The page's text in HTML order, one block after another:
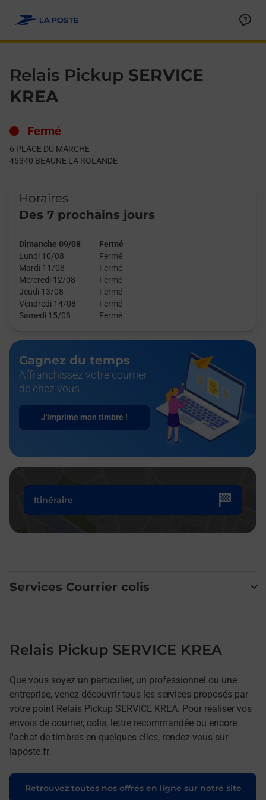
Relais Pickup SERVICE
KREA
Fermé
6 PLACE DU MARCHE
45340 BEAUNE LA ROLANDE
Horaires
Des 7 prochains jours
Dimanche 09/08
Fermé
Lundi 10/08
Fermé
Mardi 11/08
Fermé
Mercredi 12/08
Fermé
Jeudi 13/08
Fermé
Vendredi 14/08
Fermé
Samedi 15/08
Fermé
Gagnez du temps
Affranchissez votre courrier
de chez vous
J'imprime mon timbre !
Itinéraire
Services Courrier colis
Relais Pickup SERVICE KREA
Que vous soyez un particulier, un professionnel ou une
entreprise, venez découvrir tous les services proposés par
votre point Relais Pickup SERVICE KREA. Pour réaliser vos
envois de courrier, colis, lettre recommandée ou encore
l'achat de timbres en quelques clics, rendez-vous sur
laposte.fr.
Retrouvez toutes nos offres en ligne sur notre site